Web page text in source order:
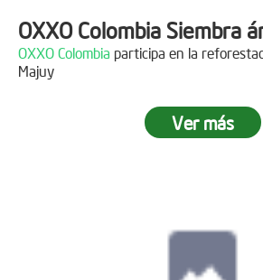
OXXO Colombia Siembra
OXXO Colombia participa en la
Majuy
Ver más